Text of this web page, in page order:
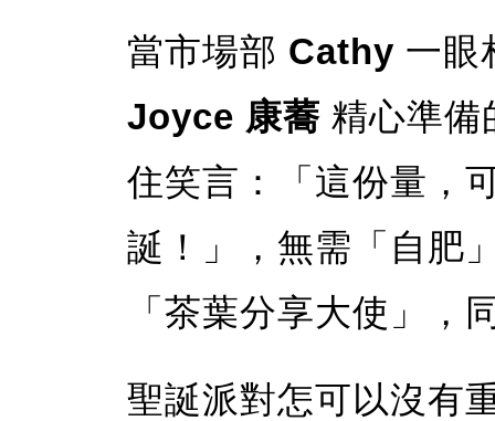
當市場部 Cathy 一眼
Joyce 康蕎 精心準備
住笑言：「這份量，
誕！」，無需「自肥
「茶葉分享大使」，
聖誕派對怎可以沒有